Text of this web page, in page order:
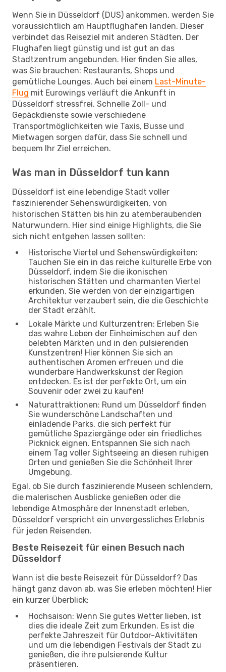
Wenn Sie in Düsseldorf (DUS) ankommen, werden Sie
voraussichtlich am Hauptflughafen landen. Dieser
verbindet das Reiseziel mit anderen Städten. Der
Flughafen liegt günstig und ist gut an das
Stadtzentrum angebunden. Hier finden Sie alles,
was Sie brauchen: Restaurants, Shops und
gemütliche Lounges. Auch bei einem Last-Minute-
Flug mit Eurowings verläuft die Ankunft in
Düsseldorf stressfrei. Schnelle Zoll- und
Gepäckdienste sowie verschiedene
Transportmöglichkeiten wie Taxis, Busse und
Mietwagen sorgen dafür, dass Sie schnell und
bequem Ihr Ziel erreichen.
Was man in Düsseldorf tun kann
Düsseldorf ist eine lebendige Stadt voller
faszinierender Sehenswürdigkeiten, von
historischen Stätten bis hin zu atemberaubenden
Naturwundern. Hier sind einige Highlights, die Sie
sich nicht entgehen lassen sollten:
Historische Viertel und Sehenswürdigkeiten:
Tauchen Sie ein in das reiche kulturelle Erbe von
Düsseldorf, indem Sie die ikonischen
historischen Stätten und charmanten Viertel
erkunden. Sie werden von der einzigartigen
Architektur verzaubert sein, die die Geschichte
der Stadt erzählt.
Lokale Märkte und Kulturzentren: Erleben Sie
das wahre Leben der Einheimischen auf den
belebten Märkten und in den pulsierenden
Kunstzentren! Hier können Sie sich an
authentischen Aromen erfreuen und die
wunderbare Handwerkskunst der Region
entdecken. Es ist der perfekte Ort, um ein
Souvenir oder zwei zu kaufen!
Naturattraktionen: Rund um Düsseldorf finden
Sie wunderschöne Landschaften und
einladende Parks, die sich perfekt für
gemütliche Spaziergänge oder ein friedliches
Picknick eignen. Entspannen Sie sich nach
einem Tag voller Sightseeing an diesen ruhigen
Orten und genießen Sie die Schönheit Ihrer
Umgebung.
Egal, ob Sie durch faszinierende Museen schlendern,
die malerischen Ausblicke genießen oder die
lebendige Atmosphäre der Innenstadt erleben,
Düsseldorf verspricht ein unvergessliches Erlebnis
für jeden Reisenden.
Beste Reisezeit für einen Besuch nach
Düsseldorf
Wann ist die beste Reisezeit für Düsseldorf? Das
hängt ganz davon ab, was Sie erleben möchten! Hier
ein kurzer Überblick:
Hochsaison: Wenn Sie gutes Wetter lieben, ist
dies die ideale Zeit zum Erkunden. Es ist die
perfekte Jahreszeit für Outdoor-Aktivitäten
und um die lebendigen Festivals der Stadt zu
genießen, die ihre pulsierende Kultur
präsentieren.